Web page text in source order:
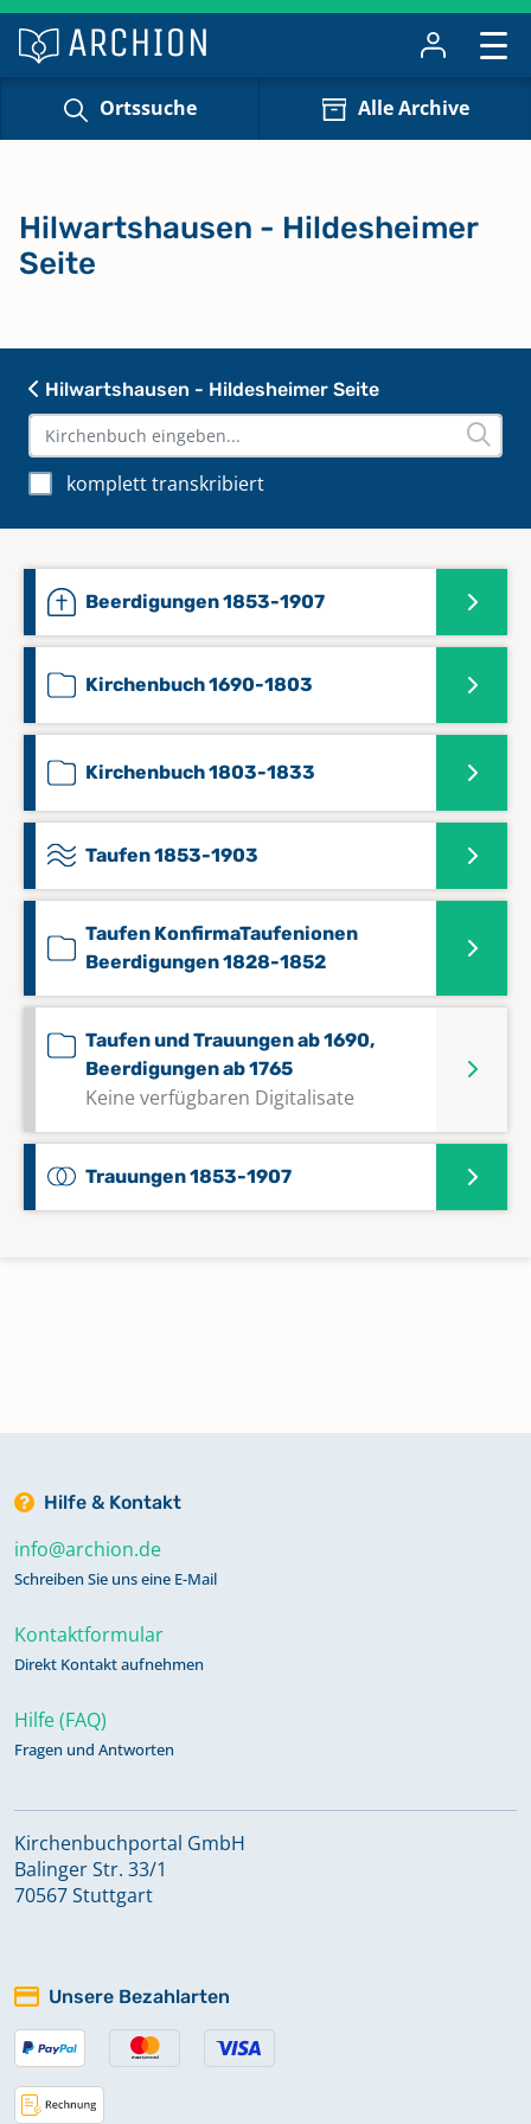
Ortssuche Alle Archive
Hilwartshausen - Hildesheimer Seite
komplett transkribiert
Beerdigungen 1853-1907
Kirchenbuch 1690-1803
Kirchenbuch 1803-1833
Taufen 1853-1903
Taufen KonfirmaTaufenionen
Beerdigungen 1828-1852
Taufen und Trauungen ab 1690,
Beerdigungen ab 1765
Keine verfügbaren Digitalisate
Trauungen 1853-1907
Hilwartshausen - Hildesheimer
Seite
Hilfe & Kontakt
info@archion.de
Schreiben Sie uns eine E-Mail
Kontaktformular
Direkt Kontakt aufnehmen
Hilfe (FAQ)
Fragen und Antworten
Kirchenbuchportal GmbH
Balinger Str. 33/1
70567 Stuttgart
Unsere Bezahlarten